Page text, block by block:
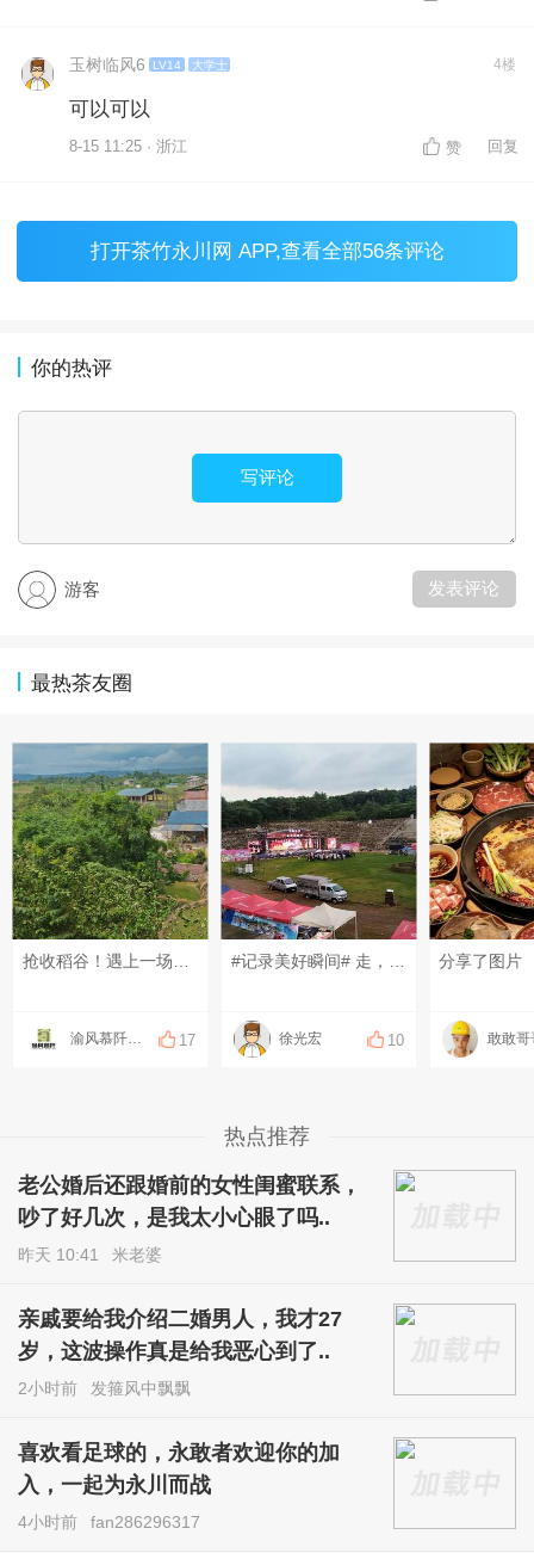
玉树临风6 LV14 大学士 4楼
可以可以
8-15 11:25 · 浙江 赞 回复
打开茶竹永川网 APP,查看全部56条评论
你的热评
写评论
游客 发表评论
最热茶友圈
渝风慕阡香米 17 徐光宏 10
分享了图片
敢敢哥
热点推荐
老公婚后还跟婚前的女性闺蜜联系，
吵了好几次，是我太小心眼了吗..
昨天 10:41 米老婆
亲戚要给我介绍二婚男人，我才27
岁，这波操作真是给我恶心到了..
2小时前 发箍风中飘飘
喜欢看足球的，永敢者欢迎你的加
入，一起为永川而战
4小时前 fan286296317